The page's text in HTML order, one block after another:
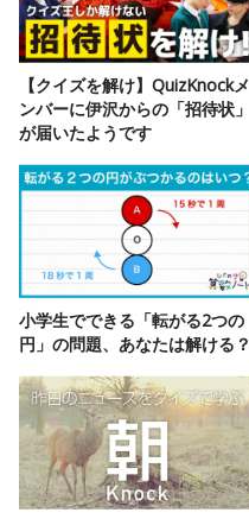
【クイズを解け】QuizKnockメ
ンバーに伊沢からの「招待状」
が届いたようです
小学生でできる「転がる2つの
円」の問題、あなたは解ける？